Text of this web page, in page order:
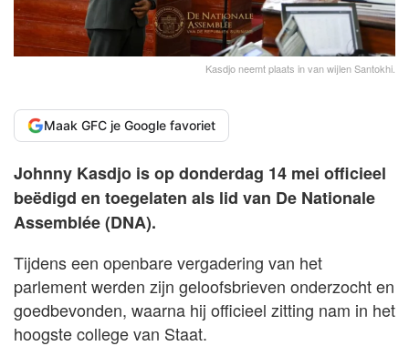
Kasdjo neemt plaats in van wijlen Santokhi.
Maak GFC je Google favoriet
Johnny Kasdjo is op donderdag 14 mei officieel
beëdigd en toegelaten als lid van De Nationale
Assemblée (DNA).
Tijdens een openbare vergadering van het
parlement werden zijn geloofsbrieven onderzocht en
goedbevonden, waarna hij officieel zitting nam in het
hoogste college van Staat.